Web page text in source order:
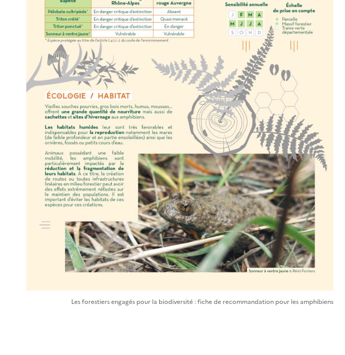
Les forestiers engagés pour la biodiversité : fiche de recommandation pour les amphibiens